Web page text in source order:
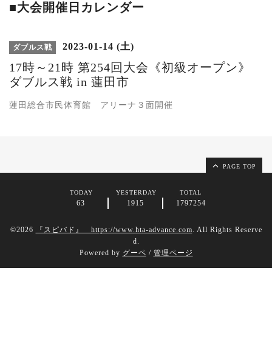
■大会開催日カレンダー
ダブルス戦 2023-01-14 (土)
17時～21時 第254回大会《初級オープン》
ダブルス戦 in 蓮田市
蓮田総合市民体育館 アリーナ３面開催
PAGE TOP
TODAY
63
YESTERDAY
1915
TOTAL
1797254
©2026 『スピバド』 https://www.hta-advance.com. All Rights Reserve
d.
Powered by グーペ / 管理ページ